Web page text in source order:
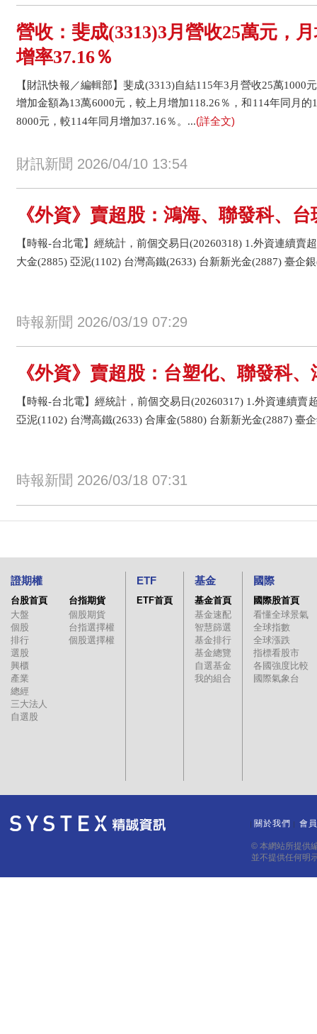
營收：斐成(3313)3月營收25萬元，
增率37.16％
【財訊快報／編輯部】斐成(3313)自結115年3月營收25萬1000
增加金額為13萬6000元，較上月增加118.26％，和114年同月
8000元，較114年同月增加37.16％。...(詳全文)
財訊新聞 2026/04/10 13:54
《外資》賣超股：鴻海、聯發科、台
【時報-台北電】經統計，前個交易日(20260318) 1.外資連續賣
大金(2885) 亞泥(1102) 台灣高鐵(2633) 台新新光金(2887) 臺企
時報新聞 2026/03/19 07:29
《外資》賣超股：台塑化、聯發科、
【時報-台北電】經統計，前個交易日(20260317) 1.外資連續賣
亞泥(1102) 台灣高鐵(2633) 合庫金(5880) 台新新光金(2887) 臺
時報新聞 2026/03/18 07:31
證期權
台股首頁
大盤
個股
排行
選股
興櫃
產業
總經
三大法人
自選股
台指期貨
個股期貨
台指選擇權
個股選擇權
ETF
ETF首頁
基金
基金首頁
基金速配
智慧篩選
基金排行
基金總覽
自選基金
我的組合
國際
國際股首頁
看懂全球景氣
全球指數
全球漲跌
指標看股市
各國強度比較
國際氣象台
關於我們 會
© 本網站所提供
並不提供任何明